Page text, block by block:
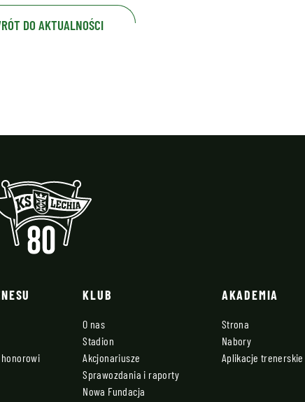
DO AKTUALNOŚCI
honorowi
KLUB
O nas
Stadion
Akcjonariusze
Sprawozdania i raporty
Nowa Fundacja
AKADEMIA
Strona
Nabory
Aplikacje trenerskie